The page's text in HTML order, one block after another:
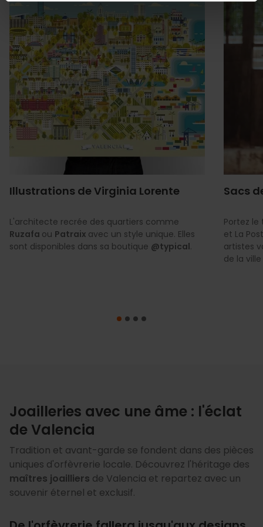
Illustrations de Virginia Lorente
L'architecte recrée des quartiers comme
Ruzafa ou Patraix avec un style unique. Elles
sont disponibles dans sa boutique @typical.
Sacs
Portez
et La
artistes
de la
Joailleries avec une âme : l'éclat
de Valencia
Tradition et avant-garde se fondent dans des pièces
uniques d'orfèvrerie locale. Découvrez l'héritage des
maîtres joailliers de Valencia et repartez avec un
souvenir éternel et exclusif.